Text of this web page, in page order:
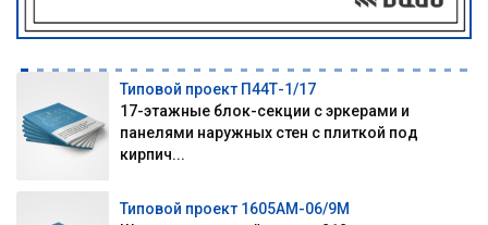
Типовой проект П44Т-1/17
17-этажные блок-секции с эркерами и
панелями наружных стен с плиткой под
кирпич...
Типовой проект 1605АМ-06/9М